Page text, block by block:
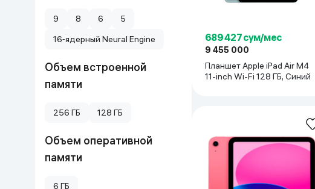
Дом и сад
Бытовая химия
Книги
Одежда и Обувь
9 8 6
5
16‑ядерный Neural Engine
Объем встроенной
памяти
256 ГБ 128 ГБ
Объем оперативной
памяти
6 ГБ
689 427 сум/мес
9 455 000
Планшет Apple iPad Air M4
11-inch Wi-Fi 128 ГБ, Синий